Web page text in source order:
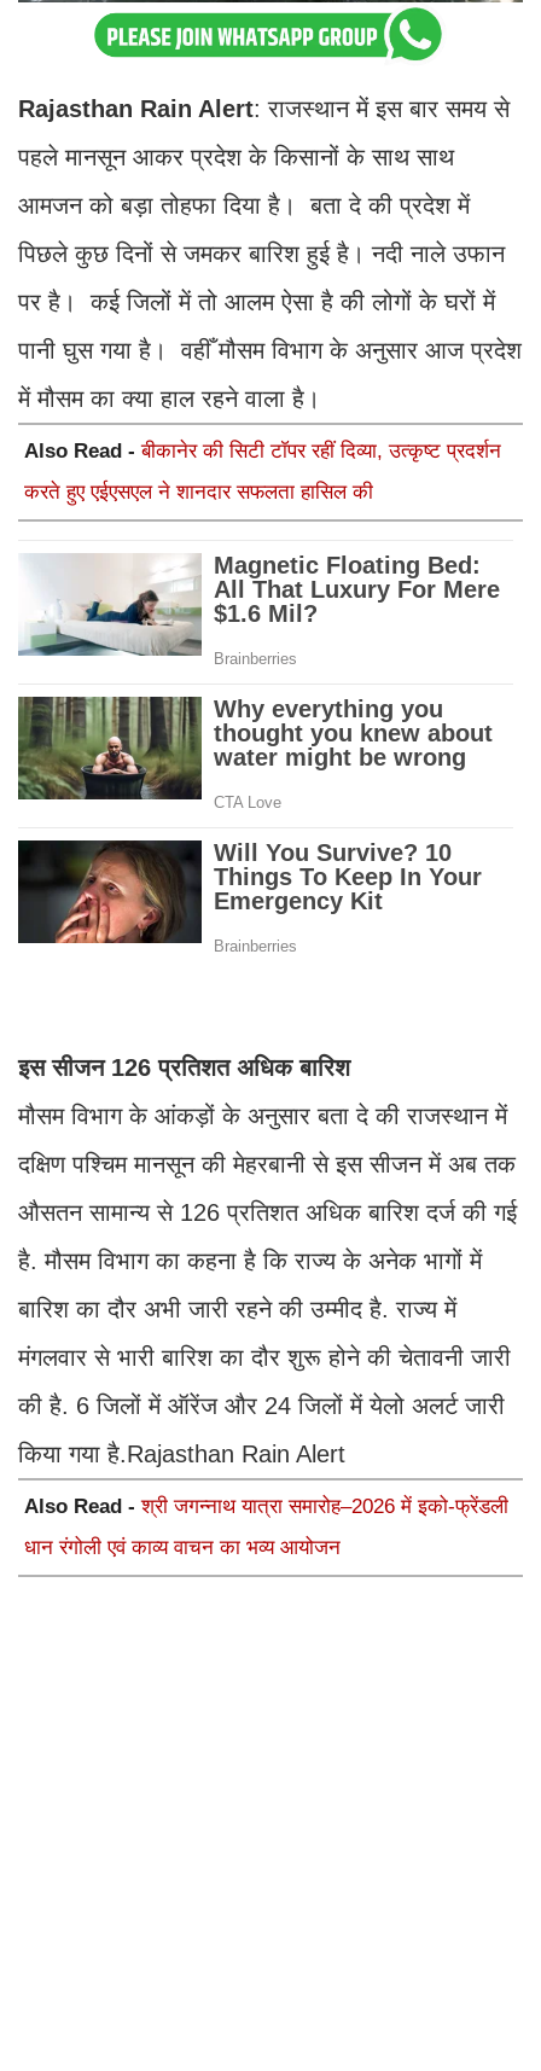
Rajasthan Rain Alert: राजस्थान में इस बार समय से
पहले मानसून आकर प्रदेश के किसानों के साथ साथ
आमजन को बड़ा तोहफा दिया है। बता दे की प्रदेश में
पिछले कुछ दिनों से जमकर बारिश हुई है। नदी नाले उफान
पर है। कई जिलों में तो आलम ऐसा है की लोगों के घरों में
पानी घुस गया है। वहीँ मौसम विभाग के अनुसार आज प्रदेश
में मौसम का क्या हाल रहने वाला है।
Also Read -बीकानेर की सिटी टाॅपर रहीं दिव्या, उत्कृष्ट प्रदर्शन
करते हुए एईएसएल ने शानदार सफलता हासिल की
इस सीजन 126 प्रतिशत अधिक बारिश
मौसम विभाग के आंकड़ों के अनुसार बता दे की राजस्थान में
दक्षिण पश्चिम मानसून की मेहरबानी से इस सीजन में अब तक
औसतन सामान्य से 126 प्रतिशत अधिक बारिश दर्ज की गई
है. मौसम विभाग का कहना है क‍ि राज्य के अनेक भागों में
बारिश का दौर अभी जारी रहने की उम्मीद है. राज्य में
मंगलवार से भारी बारिश का दौर शुरू होने की चेतावनी जारी
की है. 6 जिलों में ऑरेंज और 24 जिलों में येलो अलर्ट जारी
किया गया है.Rajasthan Rain Alert
Also Read -श्री जगन्नाथ यात्रा समारोह–2026 में इको-फ्रेंडली
धान रंगोली एवं काव्य वाचन का भव्य आयोजन